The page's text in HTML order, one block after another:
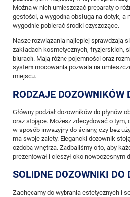
Można w nich umieszczać preparaty o
gęstości, a wygodna obsługa na dotyk, a
wygodnie pobierać środki czyszczące.
Nasze rozwiązania najlepiej sprawdzają
zakładach kosmetycznych, fryzjerskich,
biurach. Mają różne pojemności oraz
system mocowania pozwala na
miejscu.
RODZAJE DOZOWNIKÓW
Główny podział dozowników do płynów
oraz stojące. Możesz zdecydować o tym,
w sposób inwazyjny do ściany, czy bez
ma swoje zalety. Elegancki dozownik
ozdobą wnętrza. Zadbaliśmy o to, aby
prezentował i cieszył oko nowoczesnym
SOLIDNE DOZOWNIKI DO
Zachęcamy do wybrania estetycznych i